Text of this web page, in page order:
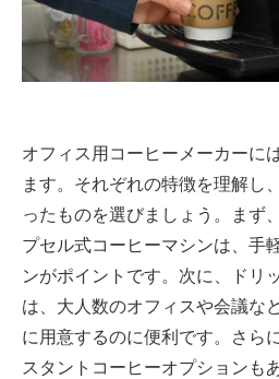
オフィス用コーヒーメーカーに
ます。それぞれの特徴を理解し
ったものを選びましょう。まず
プセル式コーヒーマシンは、手
ンがポイントです。次に、ドリ
は、大人数のオフィスや会議な
に用意するのに便利です。さら
スタントコーヒーオプションも